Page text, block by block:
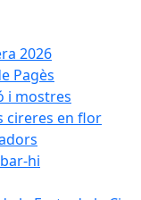
2026
Pagès
i mostres
cireres en flor
hi